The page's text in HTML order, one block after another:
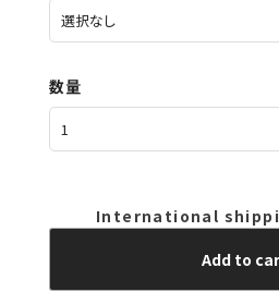
数量
International
Add to